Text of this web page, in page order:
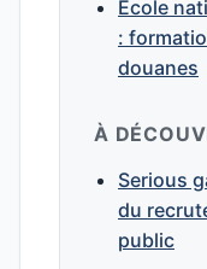
École
:
douanes
À
Serious
du
public